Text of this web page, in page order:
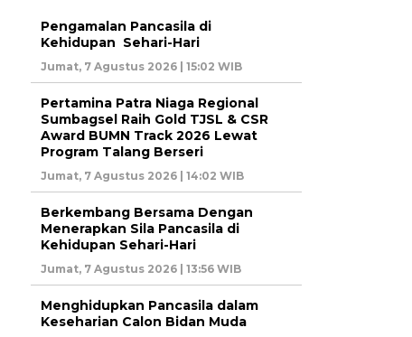
Pengamalan Pancasila di
Kehidupan Sehari-Hari
Jumat, 7 Agustus 2026 | 15:02 WIB
Pertamina Patra Niaga Regional
Sumbagsel Raih Gold TJSL & CSR
Award BUMN Track 2026 Lewat
Program Talang Berseri
Jumat, 7 Agustus 2026 | 14:02 WIB
Berkembang Bersama Dengan
Menerapkan Sila Pancasila di
Kehidupan Sehari-Hari
Jumat, 7 Agustus 2026 | 13:56 WIB
Menghidupkan Pancasila dalam
Keseharian Calon Bidan Muda